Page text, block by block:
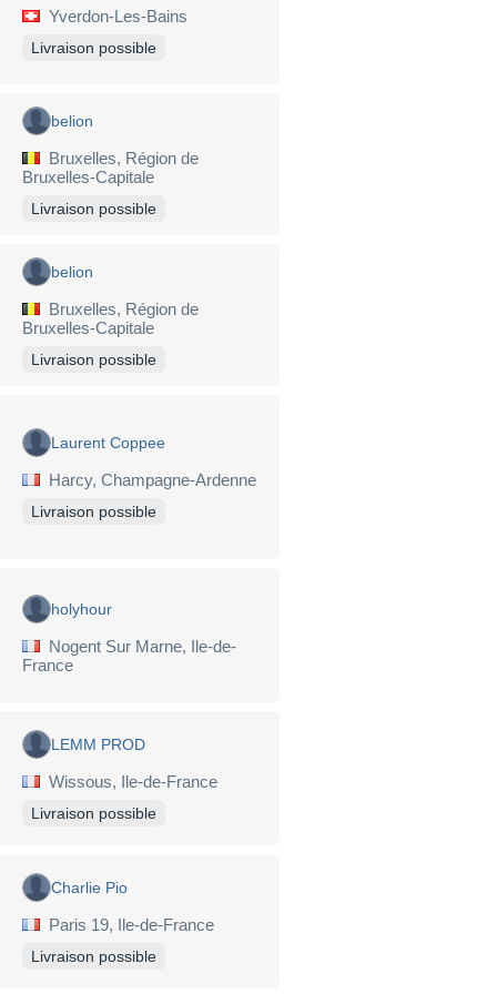
Yverdon-Les-Bains
Livraison possible
belion
Bruxelles, Région de
Bruxelles-Capitale
Livraison possible
belion
Bruxelles, Région de
Bruxelles-Capitale
Livraison possible
Laurent Coppee
Harcy, Champagne-Ardenne
Livraison possible
holyhour
Nogent Sur Marne, Ile-de-
France
LEMM PROD
Wissous, Ile-de-France
Livraison possible
Charlie Pio
Paris 19, Ile-de-France
Livraison possible